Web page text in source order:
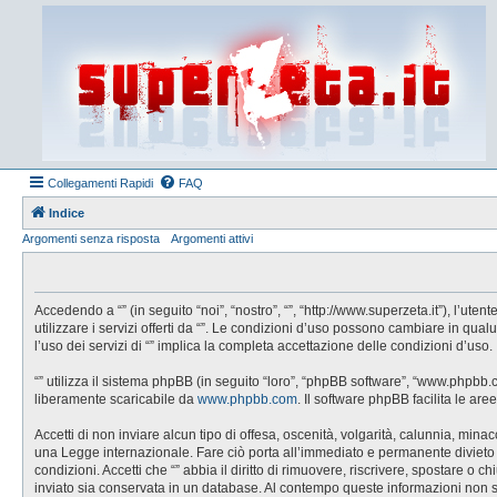
Collegamenti Rapidi FAQ
Indice
Argomenti senza risposta
Argomenti attivi
Accedendo a “” (in seguito “noi”, “nostro”, “”, “http://www.superzeta.it”),
utilizzare i servizi offerti da “”. Le condizioni d’uso possono cambiare in
l’uso dei servizi di “” implica la completa accettazione delle condizioni d’uso.
“” utilizza il sistema phpBB (in seguito “loro”, “phpBB software”,
liberamente scaricabile da www.phpbb.com. Il software phpBB facilita le
Accetti di non inviare alcun tipo di offesa, oscenità, volgarità, calunnia,
una Legge internazionale. Fare ciò porta all’immediato e permanente
condizioni. Accetti che “” abbia il diritto di rimuovere, riscrivere, spostare o
inviato sia conservata in un database. Al contempo queste informazioni